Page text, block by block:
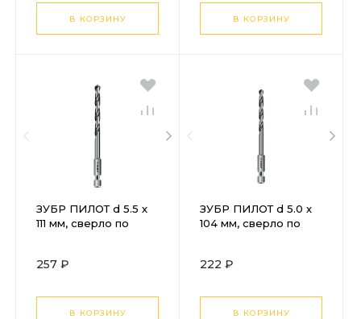
(29629-6.5 )
В КОРЗИНУ
(29629-6 )В КОРЗИНУ
ЗУБР ПИЛОТ d 5.5 х
111 мм, сверло по
шуруповертов
Профессионал
(29629-5.5 )
257 ₽
В КОРЗИНУ
ЗУБР ПИЛОТ d 5.0 х
104 мм, сверло по
шуруповертов
Профессионал
(29629-5 )
222 ₽
В КОРЗИНУ